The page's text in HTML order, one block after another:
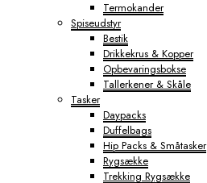
Termokander
Spiseudstyr
Bestik
Drikkekrus & Kopper
Opbevaringsbokse
Tallerkener & Skåle
Tasker
Daypacks
Duffelbags
Hip Packs & Småtasker
Rygsække
Trekking Rygsække